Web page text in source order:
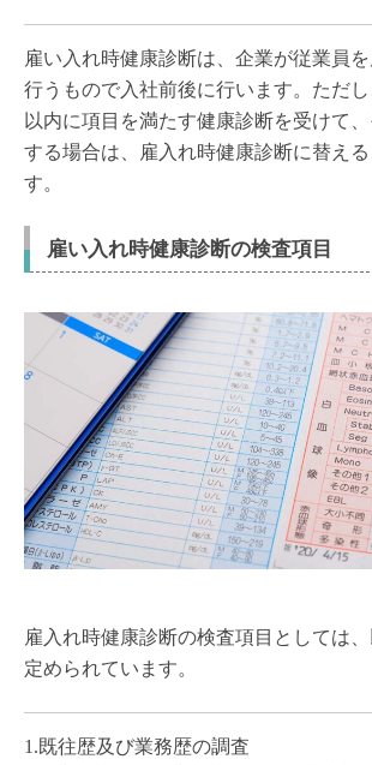
雇い入れ時健康診断は、企業が従業員
行うもので入社前後に行います。ただし
以内に項目を満たす健康診断を受けて
する場合は、雇入れ時健康診断に替え
す。
雇い入れ時健康診断の検査項目
雇入れ時健康診断の検査項目としては
定められています。
1.既往歴及び業務歴の調査